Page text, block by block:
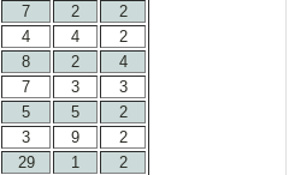
7 2
2
4 4
2
8 2
4
7 3
3
5 5
2
3 9
2
29 1
2